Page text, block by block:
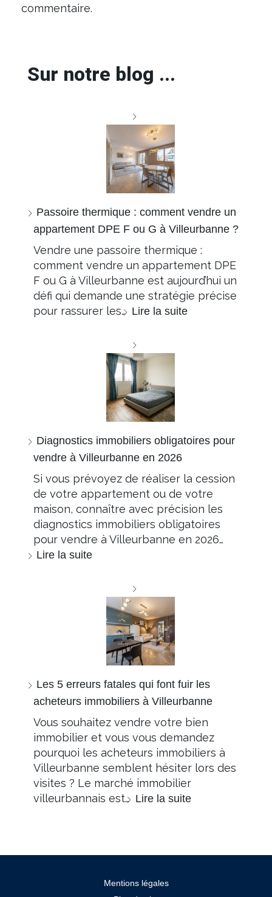
commentaire.
Sur notre blog ...
Passoire thermique : comment vendre un
appartement DPE F ou G à Villeurbanne ?
Vendre une passoire thermique :
comment vendre un appartement DPE
F ou G à Villeurbanne est aujourd’hui un
défi qui demande une stratégie précise
pour rassurer les… Lire la suite
Diagnostics immobiliers obligatoires pour
vendre à Villeurbanne en 2026
Si vous prévoyez de réaliser la cession
de votre appartement ou de votre
maison, connaître avec précision les
diagnostics immobiliers obligatoires
pour vendre à Villeurbanne en 2026…
Lire la suite
Les 5 erreurs fatales qui font fuir les
acheteurs immobiliers à Villeurbanne
Vous souhaitez vendre votre bien
immobilier et vous vous demandez
pourquoi les acheteurs immobiliers à
Villeurbanne semblent hésiter lors des
visites ? Le marché immobilier
villeurbannais est… Lire la suite
Mentions légales